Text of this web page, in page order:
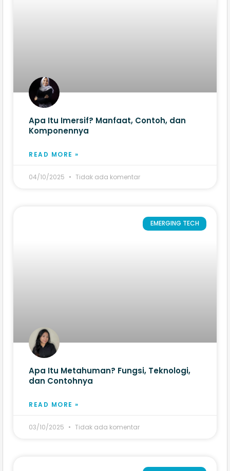
Apa Itu Imersif? Manfaat, Contoh, dan
Komponennya
READ MORE »
04/10/2025 Tidak ada komentar
EMERGING TECH
Apa Itu Metahuman? Fungsi, Teknologi,
dan Contohnya
READ MORE »
03/10/2025 Tidak ada komentar